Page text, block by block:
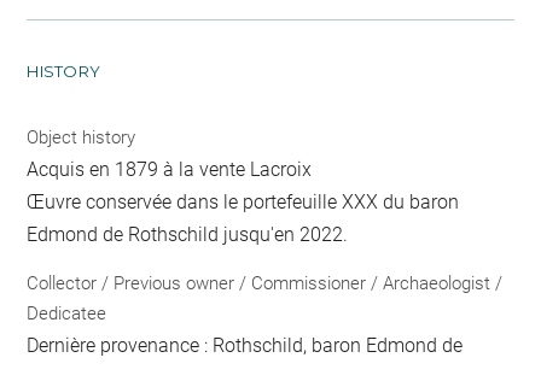
HISTORY
Object history
Acquis en 1879 à la vente Lacroix
Œuvre conservée dans le portefeuille XXX du baron
Edmond de Rothschild jusqu'en 2022.
Collector / Previous owner / Commissioner / Archaeologist /
Dedicatee
Dernière provenance : Rothschild, baron Edmond de